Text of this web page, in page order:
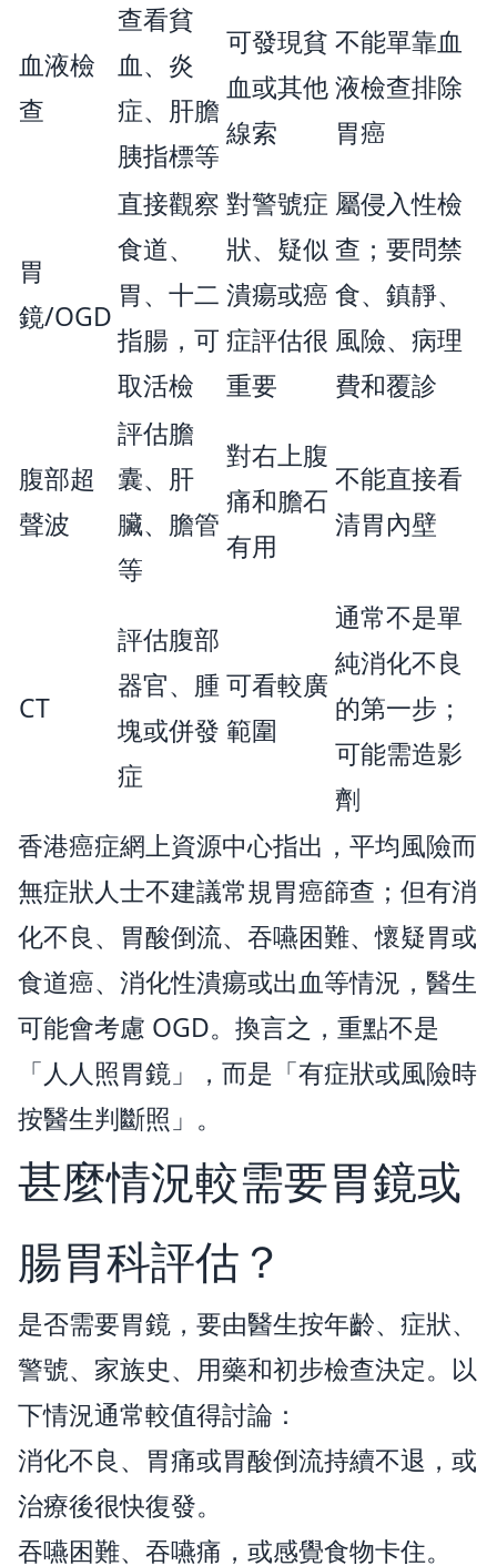
血液檢
查
查看貧
血、炎
症、肝膽
胰指標等
可發現貧
血或其他
線索
不能單靠血
液檢查排除
胃癌
胃
鏡/OGD
直接觀察
食道、
胃、十二
指腸，可
取活檢
對警號症
狀、疑似
潰瘍或癌
症評估很
重要
屬侵入性檢
查；要問禁
食、鎮靜、
風險、病理
費和覆診
腹部超
聲波
評估膽
囊、肝
臟、膽管
等
對右上腹
痛和膽石
有用
不能直接看
清胃內壁
CT
評估腹部
器官、腫
塊或併發
症
可看較廣
範圍
通常不是單
純消化不良
的第一步；
可能需造影
劑
香港癌症網上資源中心指出，平均風險而
無症狀人士不建議常規胃癌篩查；但有消
化不良、胃酸倒流、吞嚥困難、懷疑胃或
食道癌、消化性潰瘍或出血等情況，醫生
可能會考慮 OGD。換言之，重點不是
「人人照胃鏡」，而是「有症狀或風險時
按醫生判斷照」。
甚麼情況較需要胃鏡或
腸胃科評估？
是否需要胃鏡，要由醫生按年齡、症狀、
警號、家族史、用藥和初步檢查決定。以
下情況通常較值得討論：
消化不良、胃痛或胃酸倒流持續不退，或
治療後很快復發。
吞嚥困難、吞嚥痛，或感覺食物卡住。